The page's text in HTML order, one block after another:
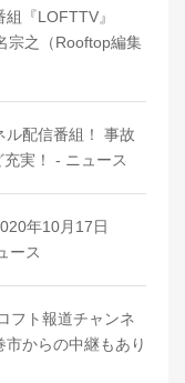
『LOFTTV』
宗之（Rooftop編集
ル配信番組！ 事故
実！ - ニュース
年10月17日
ース
フト報道チャンネ
からの中継もあり